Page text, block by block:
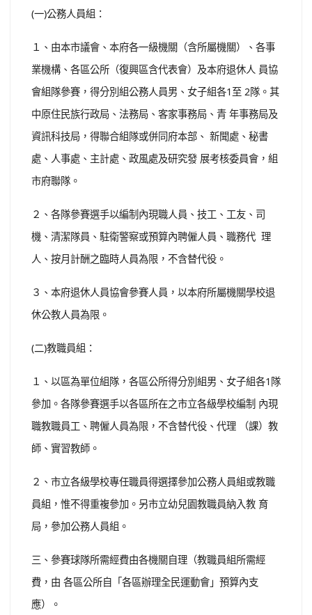
(一)公務人員組：
１、由本市議會、本府各一級機關（含所屬機關）、各事
業機構、各區公所（復興區含代表會）及本府退休人 員協
會組隊參賽，得分別組公務人員男、女子組各1至 2隊。其
中原住民族行政局、法務局、客家事務局、青 年事務局及
資訊科技局，得聯合組隊或併同府本部、 新聞處、秘書
處、人事處、主計處、政風處及研究發 展考核委員會，組
市府聯隊。
２、各隊參賽選手以編制內現職人員、技工、工友、司
機、清潔隊員、駐衛警察或預算內聘僱人員、職務代 理
人、按月計酬之臨時人員為限，不含替代役。
３、本府退休人員協會參賽人員，以本府所屬機關學校退
休公教人員為限。
(二)教職員組：
１、以區為單位組隊，各區公所得分別組男、女子組各1隊
參加。各隊參賽選手以各區所在之市立各級學校編制 內現
職教職員工、聘僱人員為限，不含替代役、代理 （課）教
師、實習教師。
２、市立各級學校專任職員得選擇參加公務人員組或教職
員組，惟不得重複參加。另市立幼兒園教職員納入教 育
局，參加公務人員組。
三、參賽球隊所需經費由各機關自理（教職員組所需經
費，由 各區公所自「各區辦理全民運動會」預算內支
應）。